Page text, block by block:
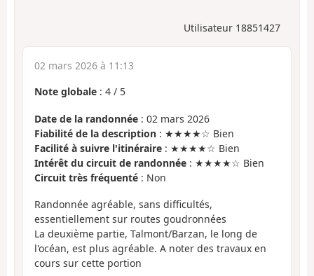
Utilisateur 18851427
02 mars 2026 à 11:13
Note globale : 4 / 5
Date de la randonnée : 02 mars 2026
Fiabilité de la description : ★★★★☆ Bien
Facilité à suivre l'itinéraire : ★★★★☆ Bien
Intérêt du circuit de randonnée : ★★★★☆ Bien
Circuit très fréquenté : Non
Randonnée agréable, sans difficultés,
essentiellement sur routes goudronnées
La deuxième partie, Talmont/Barzan, le long de
l'océan, est plus agréable. A noter des travaux en
cours sur cette portion